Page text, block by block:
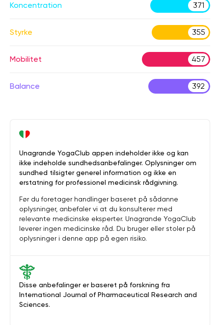
Koncentration 371
Styrke 355
Mobilitet 457
Balance 392
Disse anbefalinger er baseret på forskning fra
International Journal of Pharmaceutical Research and
Sciences.
Unagrande YogaClub appen indeholder ikke og kan
ikke indeholde sundhedsanbefalinger. Oplysninger om
sundhed tilsigter generel information og ikke en
erstatning for professionel medicinsk rådgivning.
Før du foretager handlinger baseret på sådanne
oplysninger, anbefaler vi at du konsulterer med
relevante medicinske eksperter. Unagrande YogaClub
leverer ingen medicinske råd. Du bruger eller stoler på
oplysninger i denne app på egen risiko.